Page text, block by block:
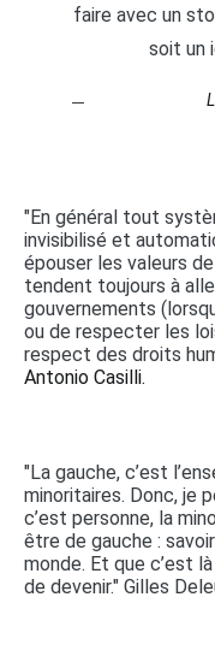
faire avec un
soit un
"En général tout
invisibilisé et
épouser les valeurs
tendent toujours à
gouvernements
ou de respecter les
respect des droits
Antonio Casilli.
"La gauche, c’est
minoritaires. Donc, je
c’est personne, la
être de gauche :
monde. Et que c’est
de devenir." Gilles